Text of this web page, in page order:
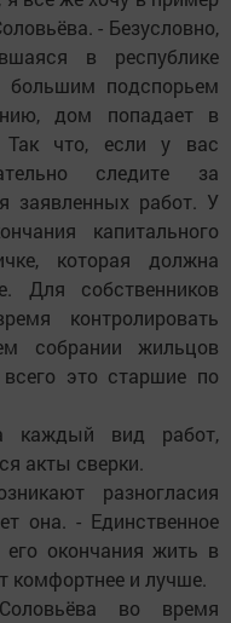
- Безусловно,
в республике
большим подспорьем
дом попадает в
Так что, если у вас
следите за
заявленных работ. У
капитального
которая должна
Для собственников
контролировать
собрании жильцов
это старшие по
каждый вид работ,
акты сверки.
разногласия
она. - Единственное
окончания жить в
комфортнее и лучше.
во время